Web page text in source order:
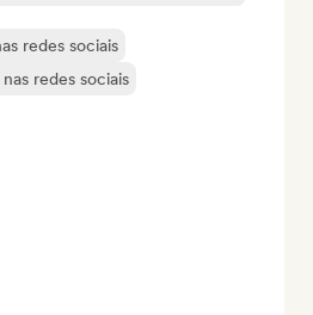
redes sociais
redes sociais